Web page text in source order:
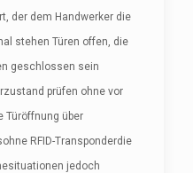
der dem Handwerker die
stehen Türen offen, die
geschlossen sein
prüfen ohne vor
Türöffnung über
RFID-Transponderdie
jedoch